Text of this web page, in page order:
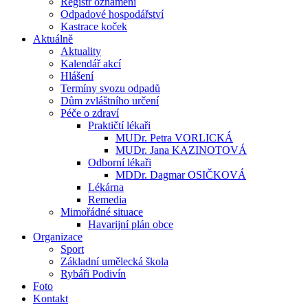
Odpadové hospodářství
Kastrace koček
Aktuálně
Aktuality
Kalendář akcí
Hlášení
Termíny svozu odpadů
Dům zvláštního určení
Péče o zdraví
Praktičtí lékaři
MUDr. Petra VORLICKÁ
MUDr. Jana KAZINOTOVÁ
Odborní lékaři
MDDr. Dagmar OSIČKOVÁ
Lékárna
Remedia
Mimořádné situace
Havarijní plán obce
Organizace
Sport
Základní umělecká škola
Rybáři Podivín
Foto
Kontakt